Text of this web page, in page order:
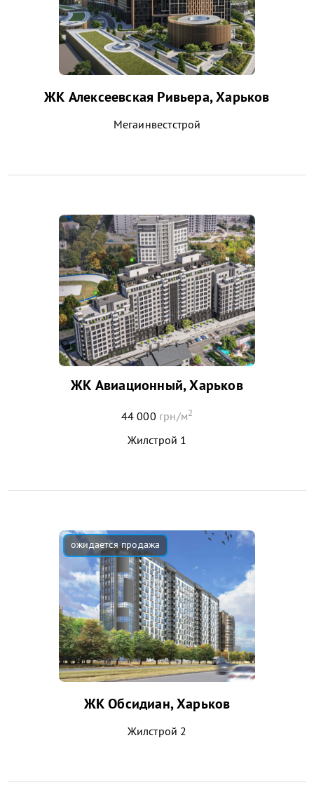
ЖК Алексеевская Ривьера, Харьков
Мегаинвестстрой
ЖК Авиационный, Харьков
44 000 грн/м2
Жилстрой 1
ЖК Обсидиан, Харьков
Жилстрой 2